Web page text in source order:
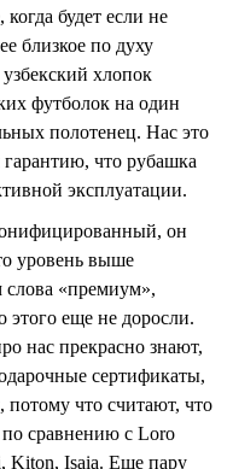
будет если не
близкое по духу
хлопок
футболок на один
полотенец. Нас это
гарантию, что рубашка
эксплуатации.
он
уровень выше
«премиум»,
этого еще не доросли.
нас прекрасно знают,
сертификаты,
потому что считают, что
сравнению с Loro
Kiton, Isaia. Еще пару